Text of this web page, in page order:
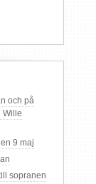
och på
Wille
9 maj
sopranen